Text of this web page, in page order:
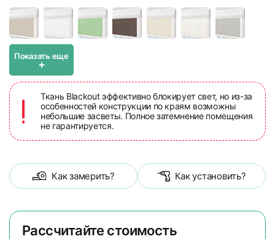
Показать еще
+
Ткань Blackout эффективно блокирует свет, но из-за
особенностей конструкции по краям возможны
небольшие засветы. Полное затемнение помещения
не гарантируется.
Как замерить? Как установить?
Рассчитайте стоимость